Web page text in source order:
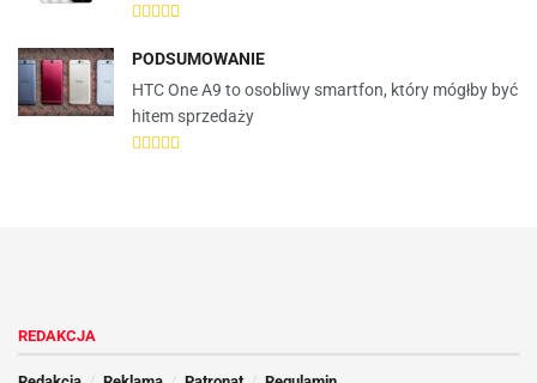
PODSUMOWANIE
HTC One A9 to osobliwy smartfon, który mógłby być
hitem sprzedaży
REDAKCJA